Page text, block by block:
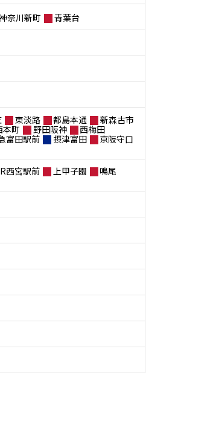
奈川新町 青葉台
東淡路 都島本通
新森古市
本町 野田阪神
西梅田
富田駅前 摂津富田
京阪守口
西宮駅前 上甲子園
鳴尾